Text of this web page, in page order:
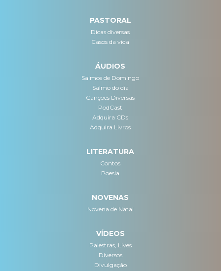
PASTORAL
Dicas diversas
Casos da vida
ÁUDIOS
Salmos de Domingo
Salmo do dia
Canções Diversas
PodCast
Adquira CDs
Adquira Livros
LITERATURA
Contos
Poesia
NOVENAS
Novena de Natal
VÍDEOS
Palestras, Lives
Diversos
Divulgação